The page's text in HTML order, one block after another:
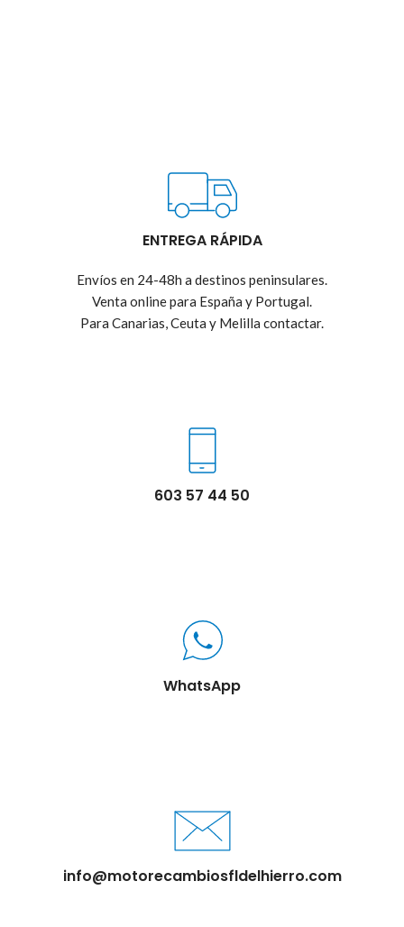
ENTREGA RÁPIDA
Envíos en 24-48h a destinos peninsulares.
Venta online para España y Portugal.
Para Canarias, Ceuta y Melilla contactar.
603 57 44 50
WhatsApp
info@motorecambiosfldelhierro.com